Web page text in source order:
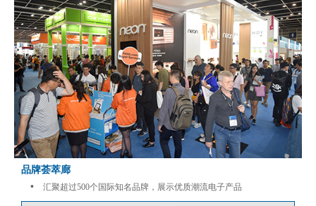
品牌荟萃廊
•
汇聚超过500个国际知名品牌，展示优质潮流电子产品